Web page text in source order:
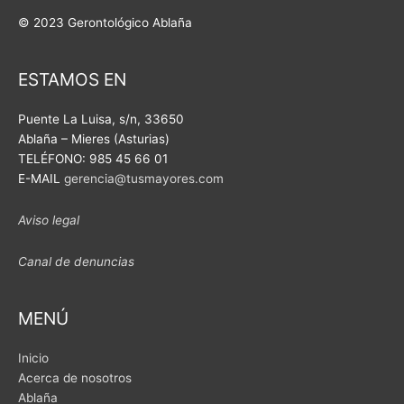
b
o
k
u
e
© 2023 Gerontológico Ablaña
ESTAMOS EN
Puente La Luisa, s/n, 33650
Ablaña – Mieres (Asturias)
TELÉFONO: 985 45 66 01
E-MAIL gerencia@tusmayores.com
Aviso legal
Canal de denuncias
MENÚ
Inicio
Acerca de nosotros
Ablaña